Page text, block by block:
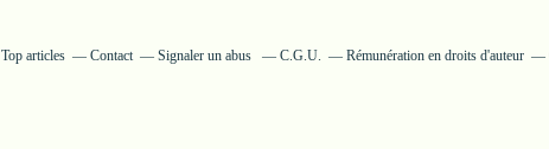
Top articles Contact Signaler un abus C.G.U. Rémunération en droits d'auteur